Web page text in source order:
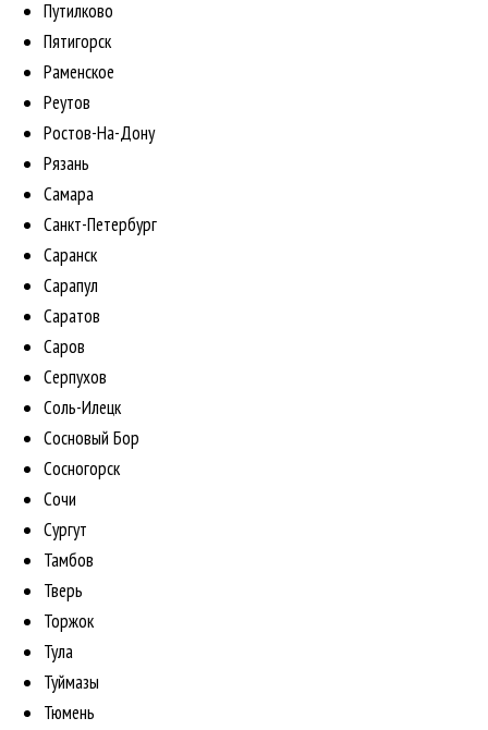
Путилково
Пятигорск
Раменское
Реутов
Ростов-На-Дону
Рязань
Самара
Санкт-Петербург
Саранск
Сарапул
Саратов
Саров
Серпухов
Соль-Илецк
Сосновый Бор
Сосногорск
Сочи
Сургут
Тамбов
Тверь
Торжок
Тула
Туймазы
Тюмень